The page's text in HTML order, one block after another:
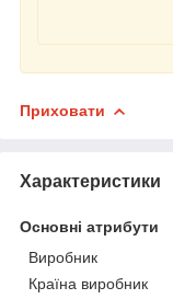
Приховати
Характеристики
Основні атрибути
Виробник
Країна виробник